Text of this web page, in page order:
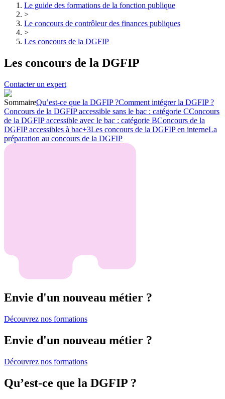
Le guide des formations de la fonction publique
>
Le concours de contrôleur des finances publiques
>
Les concours de la DGFIP
Les concours de la DGFIP
Contacter un expert
SommaireQu’est-ce que la DGFIP ?Comment intégrer la DGFIP ?
Concours de la DGFIP accessible sans le bac : catégorie CConcours
de la DGFIP accessible avec le bac : catégorie BConcours de la
DGFIP accessibles à bac+3Les concours de la DGFIP en interneLa
préparation au concours de la DGFIP
Envie d'un nouveau métier ?
Découvrez nos formations
Envie d'un nouveau métier ?
Découvrez nos formations
Qu’est-ce que la DGFIP ?